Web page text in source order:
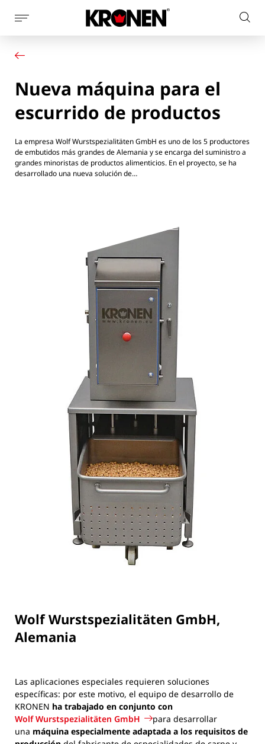
Mostrar
la
navegación
de
página
Nuestras soluciones
Noticias
Empresa
Contacto
Nueva máquina para el
escurrido de productos
La empresa Wolf Wurstspezialitäten GmbH es uno de los 5 productores
de embutidos más grandes de Alemania y se encarga del suministro a
grandes minoristas de productos alimenticios. En el proyecto, se ha
desarrollado una nueva solución de…
Wolf Wurstspezialitäten GmbH,
Alemania
Las aplicaciones especiales requieren soluciones
específicas: por este motivo, el equipo de desarrollo de
KRONEN ha trabajado en conjunto con
Wolf Wurstspezialitäten GmbH
para desarrollar
una máquina especialmente adaptada a los requisitos de